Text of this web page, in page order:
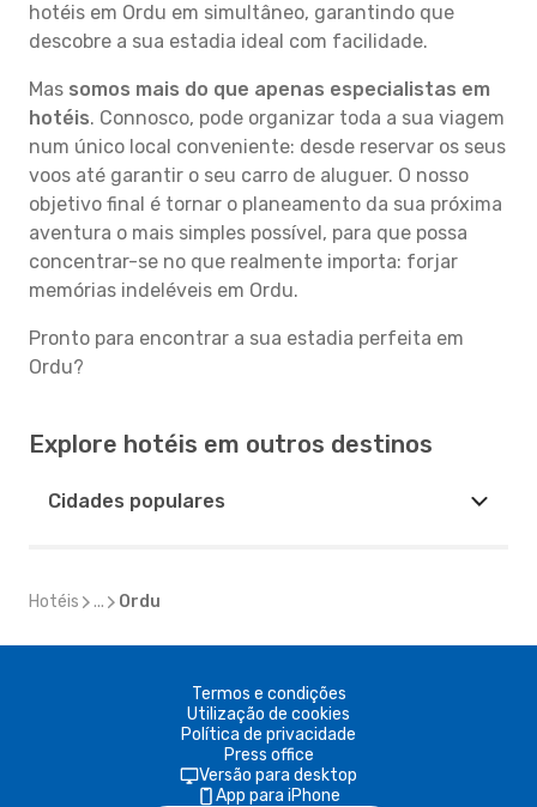
hotéis em Ordu em simultâneo, garantindo que
descobre a sua estadia ideal com facilidade.
Mas somos mais do que apenas especialistas em
hotéis. Connosco, pode organizar toda a sua viagem
num único local conveniente: desde reservar os seus
voos até garantir o seu carro de aluguer. O nosso
objetivo final é tornar o planeamento da sua próxima
aventura o mais simples possível, para que possa
concentrar-se no que realmente importa: forjar
memórias indeléveis em Ordu.
Pronto para encontrar a sua estadia perfeita em
Ordu?
Explore hotéis em outros destinos
Cidades populares
Hotéis ... Ordu
Termos e condições
Utilização de cookies
Política de privacidade
Press office
Versão para desktop
App para iPhone